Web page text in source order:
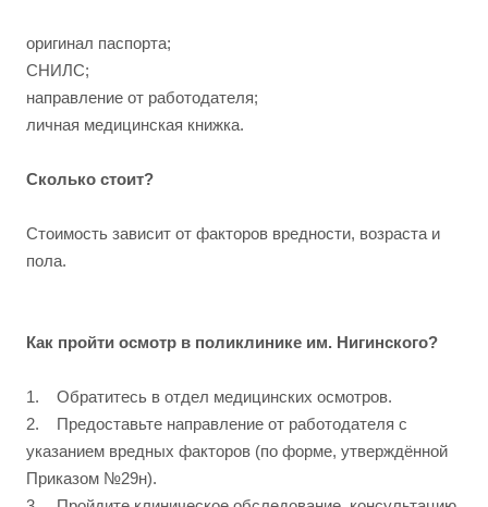
оригинал паспорта;
СНИЛС;
направление от работодателя;
личная медицинская книжка.
Сколько стоит?
Стоимость зависит от факторов вредности, возраста и
пола.
Как пройти осмотр в поликлинике им. Нигинского?
1. Обратитесь в отдел медицинских осмотров.
2. Предоставьте направление от работодателя с
указанием вредных факторов (по форме, утверждённой
Приказом №29н).